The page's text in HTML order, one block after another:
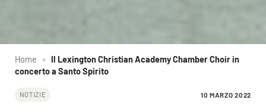
Home » Il Lexington Christian Academy Chamber Choir in
concerto a Santo Spirito
NOTIZIE 10 MARZO 2022